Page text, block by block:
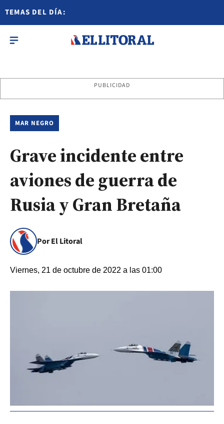
TEMAS DEL DÍA:
PUBLICIDAD
MAR NEGRO
Grave incidente entre
aviones de guerra de
Rusia y Gran Bretaña
Por El Litoral
Viernes, 21 de octubre de 2022 a las 01:00